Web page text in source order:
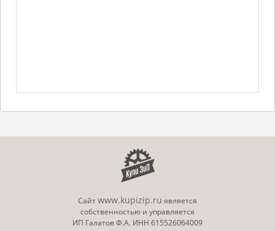
Сайтwww.kupizip.ru является
собственностью и управляется
ИП Галатов Ф.А. ИНН 615526064009